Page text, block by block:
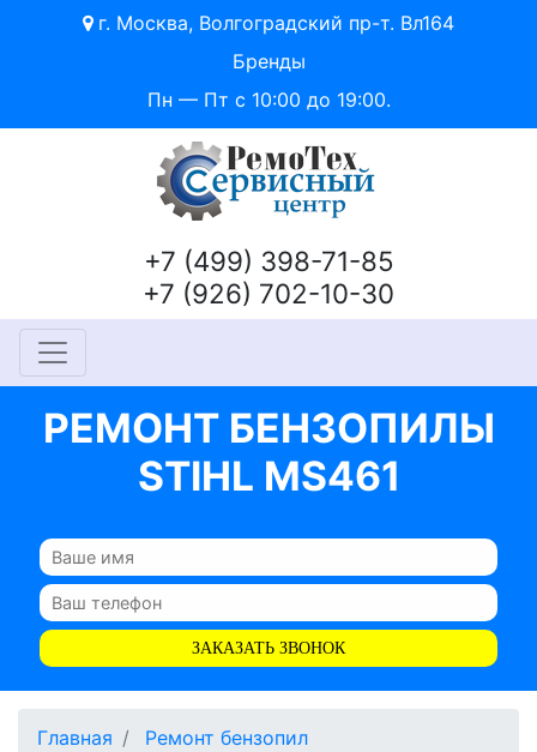
г. Москва, Волгоградский пр-т. Вл164
Бренды
Пн — Пт с 10:00 до 19:00.
+7 (499) 398-71-85
+7 (926) 702-10-30
РЕМОНТ БЕНЗОПИЛЫ
STIHL MS461
ЗАКАЗАТЬ ЗВОНОК
Главная
Ремонт бензопил